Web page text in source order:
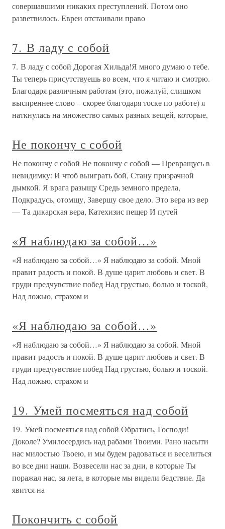
совершавшими никаких преступлений. Потом оно
разветвилось. Евреи отстаивали право
7. В ладу с собой
7. В ладу с собой Дорогая Хильда!Я много думаю о тебе.
Ты теперь присутствуешь во всем, что я читаю и смотрю.
Благодаря различным работам (это, пожалуй, слишком
выспреннее слово – скорее благодаря тоске по работе) я
наткнулась на множество самых разных вещей, которые,
Не покончу с собой
Не покончу с собой Не покончу с собой — Превращусь в
невидимку: И чтоб выиграть бой, Стану призрачной
дымкой. Я врага разыщу Средь земного предела,
Подкрадусь, отомщу, Завершу свое дело. Это вера из вер
— Та дикарская вера, Катехизис пещер И путей
«Я наблюдаю за собой…»
«Я наблюдаю за собой…» Я наблюдаю за собой. Мной
правит радость и покой. В душе царит любовь и свет. В
груди предчувствие побед Над грустью, болью и тоской,
Над ложью, страхом и
«Я наблюдаю за собой…»
«Я наблюдаю за собой…» Я наблюдаю за собой. Мной
правит радость и покой. В душе царит любовь и свет. В
груди предчувствие побед Над грустью, болью и тоской.
Над ложью, страхом и
19. Умей посмеяться над собой
19. Умей посмеяться над собой Обратись, Господи!
Доколе? Умилосердись над рабами Твоими. Рано насыти
нас милостью Твоею, и мы будем радоваться и веселиться
во все дни наши. Возвесели нас за дни, в которые Ты
поражал нас, за лета, в которые мы видели бедствие. Да
явится на
Покончить с собой